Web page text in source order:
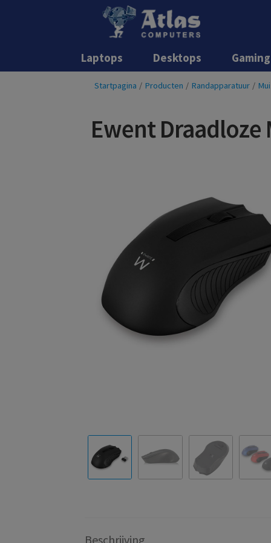
Laptops Desktops Gaming
Startpagina / Producten / Randapparatuur /
Ewent Draadloze
Beschrijving